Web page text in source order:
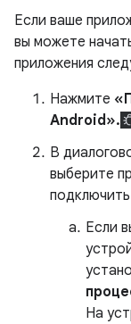
Если ваше
вы можете
приложения
Нажмите
Android».
В
выберите
Если
На